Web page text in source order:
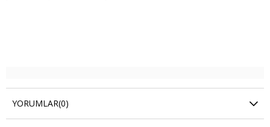
YORUMLAR(0)